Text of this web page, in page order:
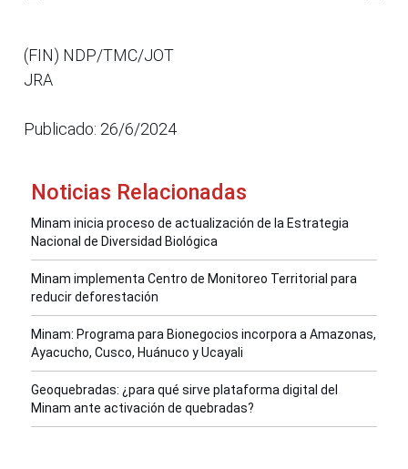
(FIN) NDP/TMC/JOT
JRA
Publicado: 26/6/2024
Noticias Relacionadas
Minam inicia proceso de actualización de la Estrategia
Nacional de Diversidad Biológica
Minam implementa Centro de Monitoreo Territorial para
reducir deforestación
Minam: Programa para Bionegocios incorpora a Amazonas,
Ayacucho, Cusco, Huánuco y Ucayali
Geoquebradas: ¿para qué sirve plataforma digital del
Minam ante activación de quebradas?